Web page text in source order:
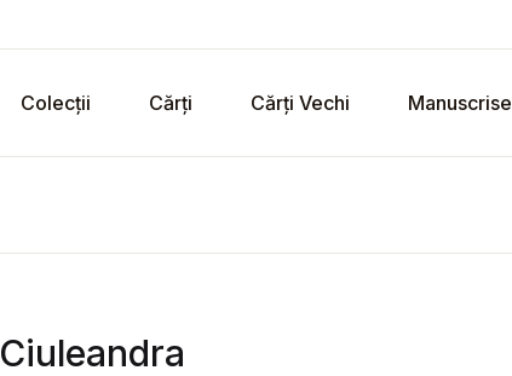
Colecții Cărți Cărți Vechi Manuscrise
Ciuleandra